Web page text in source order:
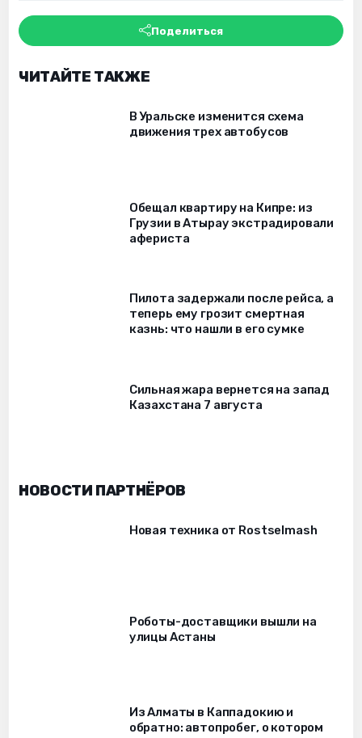
Поделиться
ЧИТАЙТЕ ТАКЖЕ
В Уральске изменится схема
движения трех автобусов
Обещал квартиру на Кипре: из
Грузии в Атырау экстрадировали
афериста
Пилота задержали после рейса, а
теперь ему грозит смертная
казнь: что нашли в его сумке
Сильная жара вернется на запад
Казахстана 7 августа
НОВОСТИ ПАРТНЁРОВ
Новая техника от Rostselmash
Роботы-доставщики вышли на
улицы Астаны
Из Алматы в Каппадокию и
обратно: автопробег, о котором